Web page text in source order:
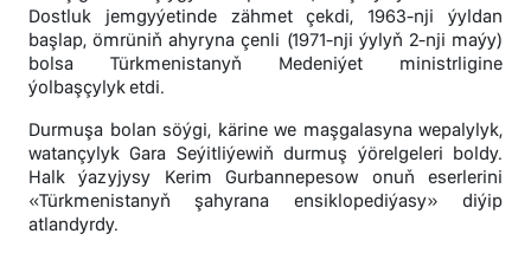
Dostluk jemgyýetinde zähmet çekdi, 1963-nji ýyldan
başlap, ömrüniň ahyryna çenli (1971-nji ýylyň 2-nji maýy)
bolsa Türkmenistanyň Medeniýet ministrligine
ýolbaşçylyk etdi.
Durmuşa bolan söýgi, kärine we maşgalasyna wepalylyk,
watançylyk Gara Seýitliýewiň durmuş ýörelgeleri boldy.
Halk ýazyjysy Kerim Gurbannepesow onuň eserlerini
«Türkmenistanyň şahyrana ensiklopediýasy» diýip
atlandyrdy.